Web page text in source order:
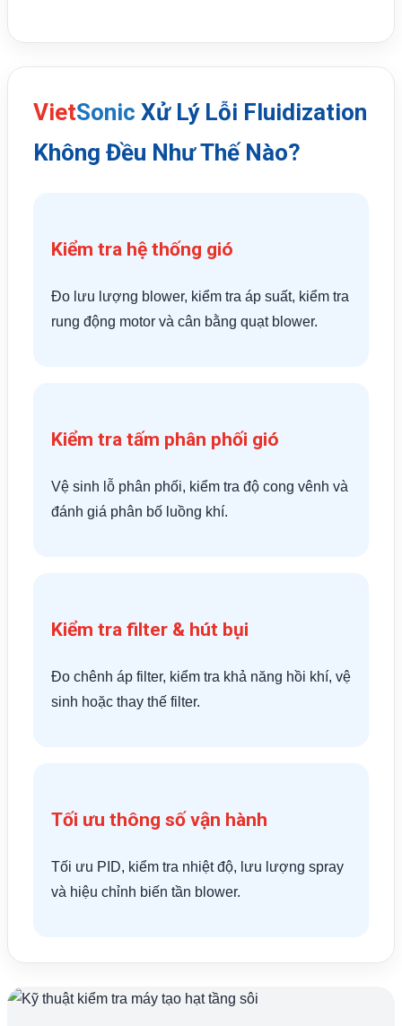
VietSonic Xử Lý Lỗi Fluidization
Không Đều Như Thế Nào?
Kiểm tra hệ thống gió
Đo lưu lượng blower, kiểm tra áp suất, kiểm tra
rung động motor và cân bằng quạt blower.
Kiểm tra tấm phân phối gió
Vệ sinh lỗ phân phối, kiểm tra độ cong vênh và
đánh giá phân bố luồng khí.
Kiểm tra filter & hút bụi
Đo chênh áp filter, kiểm tra khả năng hồi khí, vệ
sinh hoặc thay thế filter.
Tối ưu thông số vận hành
Tối ưu PID, kiểm tra nhiệt độ, lưu lượng spray
và hiệu chỉnh biến tần blower.